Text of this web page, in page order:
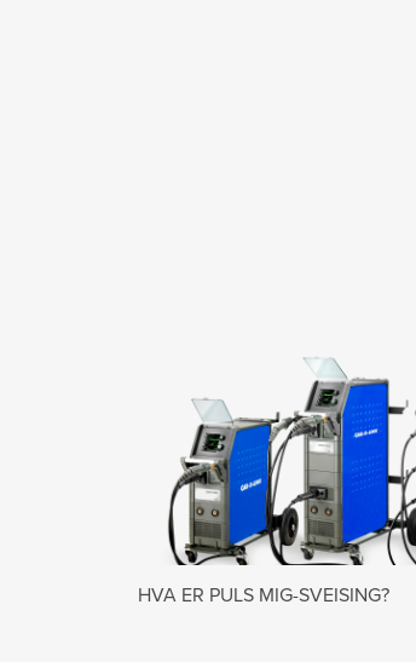
HVA ER PULS MIG-SVEISING?